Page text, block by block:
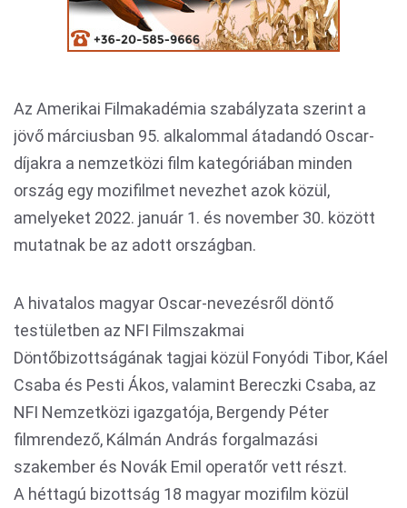
Az Amerikai Filmakadémia szabályzata szerint a
jövő márciusban 95. alkalommal átadandó Oscar-
díjakra a nemzetközi film kategóriában minden
ország egy mozifilmet nevezhet azok közül,
amelyeket 2022. január 1. és november 30. között
mutatnak be az adott országban.
A hivatalos magyar Oscar-nevezésről döntő
testületben az NFI Filmszakmai
Döntőbizottságának tagjai közül Fonyódi Tibor, Káel
Csaba és Pesti Ákos, valamint Bereczki Csaba, az
NFI Nemzetközi igazgatója, Bergendy Péter
filmrendező, Kálmán András forgalmazási
szakember és Novák Emil operatőr vett részt.
A héttagú bizottság 18 magyar mozifilm közül